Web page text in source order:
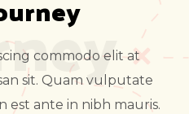
commodo elit at
sit. Quam vulputate
est ante in nibh mauris.